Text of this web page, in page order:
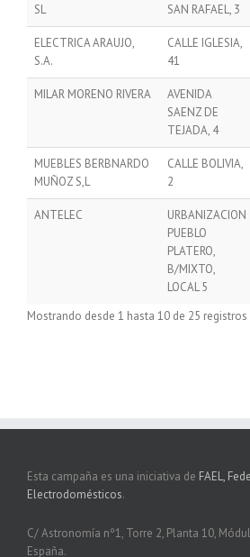
SL
SAN RAFAEL, 3
ELECTRICA ARAUJO,
S.A.
CALLE IGLESIA,
41
MILAR MORENO RIVERA
AVENIDA
SAENZ DE
TEJADA, 4
MUEBLES BERBNARDO
MUÑOZ S,L
CALLE BOLIVIA,
2
ANTELEC
URBANIZACION
PUEBLO
PLATERO,
B/MIXTO,
LOCAL 5
Mostrando desde 1 hasta 10 de 25 registros
Esta campaña es una iniciativa de FAEL,
Electrodomésticos.
C/ Astronomía nº1, Torre 2, Planta 10,
España.